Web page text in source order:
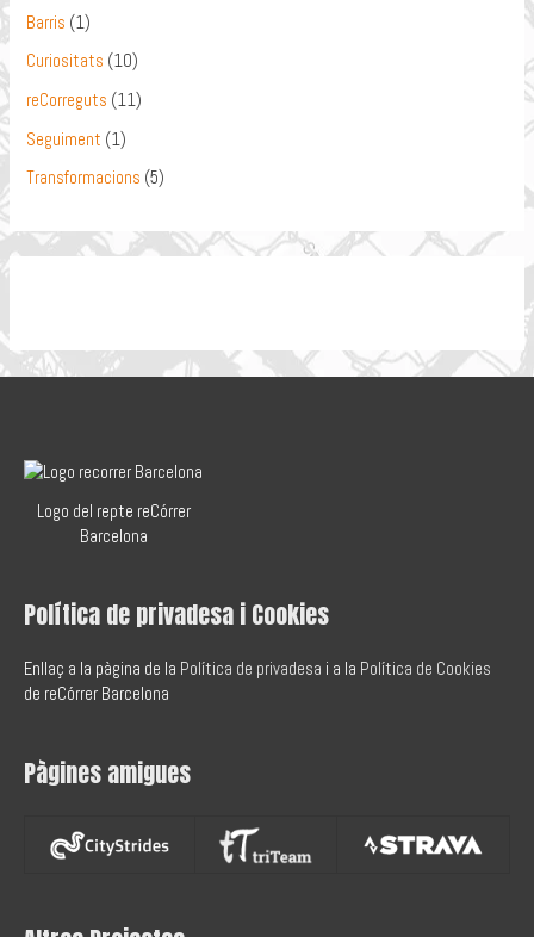
Barris (1)
Curiositats (10)
reCorreguts (11)
Seguiment (1)
Transformacions (5)
Logo del repte reCórrer
Barcelona
Política de privadesa i Cookies
Enllaç a la pàgina de la Política de privadesa i a la Política de Cookies
de reCórrer Barcelona
Pàgines amigues